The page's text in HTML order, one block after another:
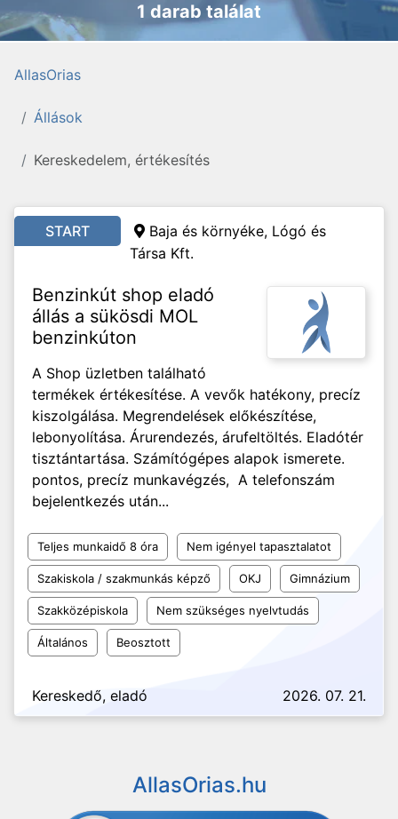
1 darab találat
AllasOrias
Állások
Kereskedelem, értékesítés
START
Baja és környéke, Lógó és
Társa Kft.
Benzinkút shop eladó
állás a sükösdi MOL
benzinkúton
A Shop üzletben található
termékek értékesítése. A vevők hatékony, precíz
kiszolgálása. Megrendelések előkészítése,
lebonyolítása. Árurendezés, árufeltöltés. Eladótér
tisztántartása. Számítógépes alapok ismerete.
pontos, precíz munkavégzés, A telefonszám
bejelentkezés után...
Teljes munkaidő 8 óra Nem igényel tapasztalatot
Szakiskola / szakmunkás képző OKJ Gimnázium
Szakközépiskola Nem szükséges nyelvtudás
Általános Beosztott
Kereskedő, eladó 2026. 07. 21.
AllasOrias.hu